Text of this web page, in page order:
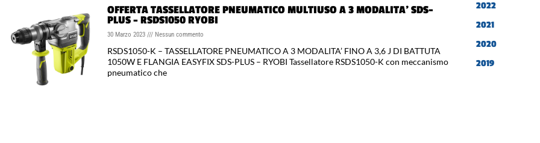
OFFERTA TASSELLATORE PNEUMATICO MULTIUSO A 3 MODALITA’ SDS-
PLUS – RSDS1050 RYOBI
30 Marzo 2023 Nessun commento
RSDS1050-K – TASSELLATORE PNEUMATICO A 3 MODALITA’ FINO A 3,6 J DI BATTUTA
1050W E FLANGIA EASYFIX SDS-PLUS – RYOBI Tassellatore RSDS1050-K con meccanismo
pneumatico che
2022
2021
2020
2019